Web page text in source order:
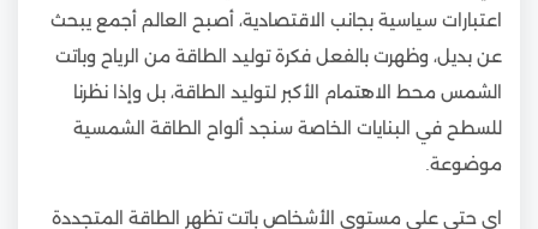
اعتبارات سياسية بجانب الاقتصادية، أصبح العالم أجمع يبحث
عن بديل، وظهرت بالفعل فكرة توليد الطاقة من الرياح وباتت
الشمس محط الاهتمام الأكبر لتوليد الطاقة، بل وإذا نظرنا
للسطح في البنايات الخاصة سنجد ألواح الطاقة الشمسية
موضوعة.
اي حتى على مستوى الأشخاص باتت تظهر الطاقة المتجددة